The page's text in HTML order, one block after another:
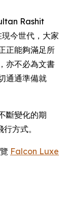
Rashit
今世代，大家
正能夠滿足所
亦不必為文書
通通準備就
斷變化的期
方式。
Falcon Luxe